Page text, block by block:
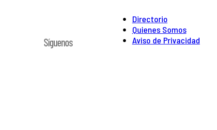
Directorio
Quienes Somos
Aviso de Privacidad
Síguenos